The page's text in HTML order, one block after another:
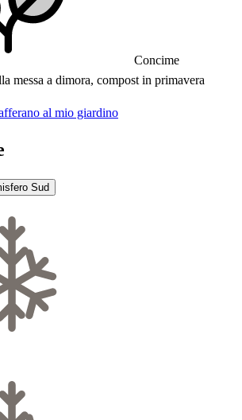
Concime
messa a dimora, compost in primavera
al mio giardino
Sud